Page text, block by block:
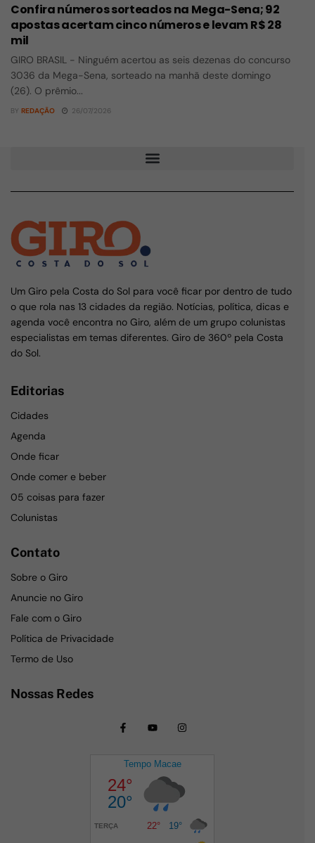
Confira números sorteados na Mega-Sena; 92
apostas acertam cinco números e levam R$ 28
mil
GIRO BRASIL - Ninguém acertou as seis dezenas do concurso
3036 da Mega-Sena, sorteado na manhã deste domingo
(26). O prêmio...
BY REDAÇÃO 26/07/2026
Um Giro pela Costa do Sol para você ficar por dentro de tudo
o que rola nas 13 cidades da região. Notícias, política, dicas e
agenda você encontra no Giro, além de um grupo colunistas
especialistas em temas diferentes. Giro de 360º pela Costa
do Sol.
Editorias
Cidades
Agenda
Onde ficar
Onde comer e beber
05 coisas para fazer
Colunistas
Contato
Sobre o Giro
Anuncie no Giro
Fale com o Giro
Política de Privacidade
Termo de Uso
Nossas Redes